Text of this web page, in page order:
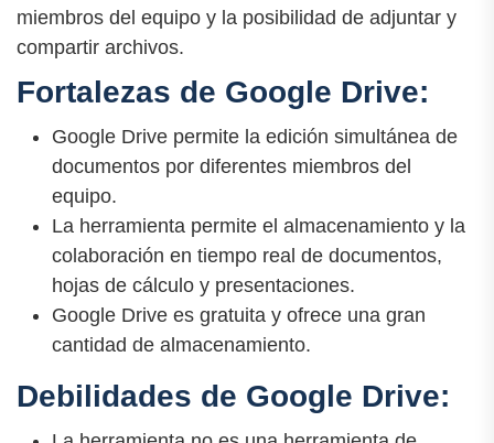
miembros del equipo y la posibilidad de adjuntar y
compartir archivos.
Fortalezas de Google Drive:
Google Drive permite la edición simultánea de
documentos por diferentes miembros del
equipo.
La herramienta permite el almacenamiento y la
colaboración en tiempo real de documentos,
hojas de cálculo y presentaciones.
Google Drive es gratuita y ofrece una gran
cantidad de almacenamiento.
Debilidades de Google Drive: